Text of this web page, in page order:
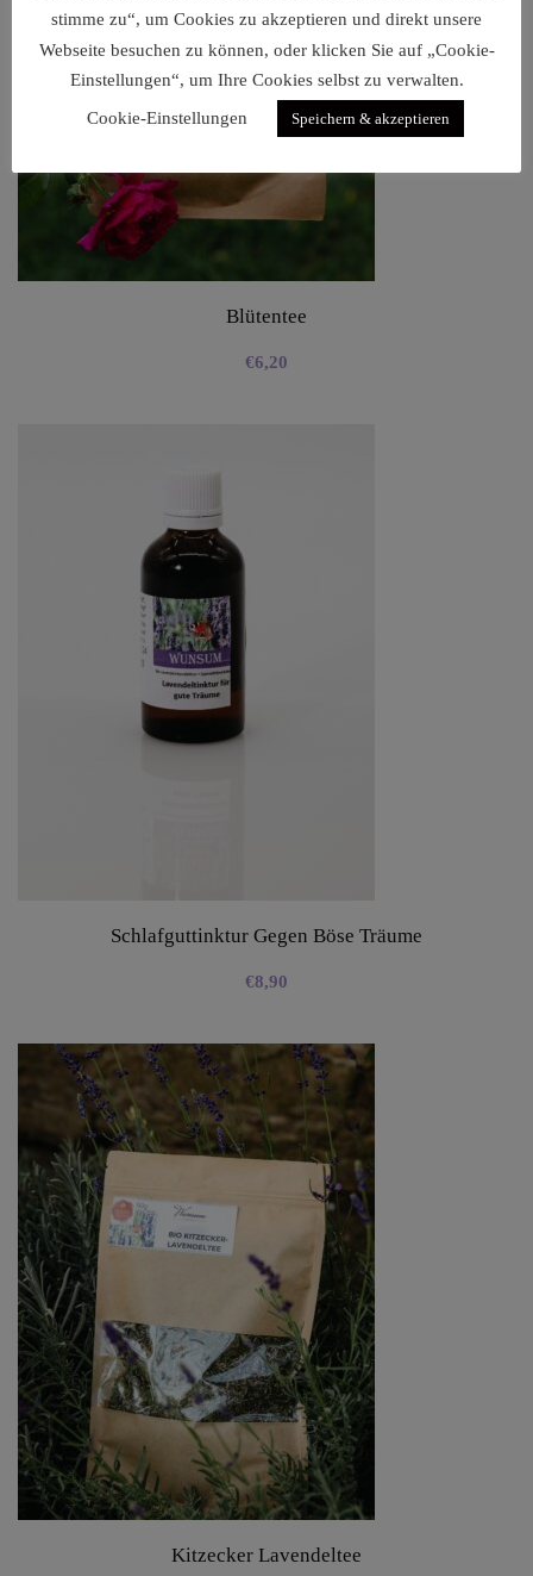
Blütentee
€6,20
Schlafguttinktur Gegen Böse Träume
€8,90
Kitzecker Lavendeltee
stimme zu“, um Cookies zu akzeptieren und direkt unsere
Webseite besuchen zu können, oder klicken Sie auf „Cookie-
Einstellungen“, um Ihre Cookies selbst zu verwalten.
Cookie-Einstellungen
Speichern & akzeptieren